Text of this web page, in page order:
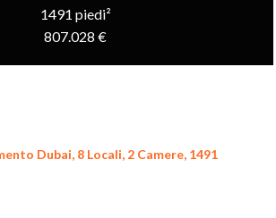
1491 piedi²
807.028 €
Dubai, 8 Locali, 2 Camere, 1491